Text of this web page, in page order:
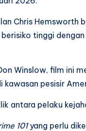
Chris Hemsworth
tinggi
Winslow, film ini
pesisir
antara pelaku
101yang perlu